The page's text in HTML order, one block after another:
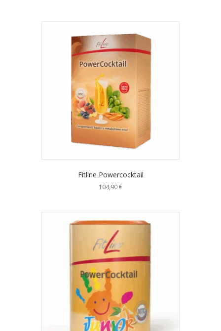
Fitline Powercocktail
104,90€